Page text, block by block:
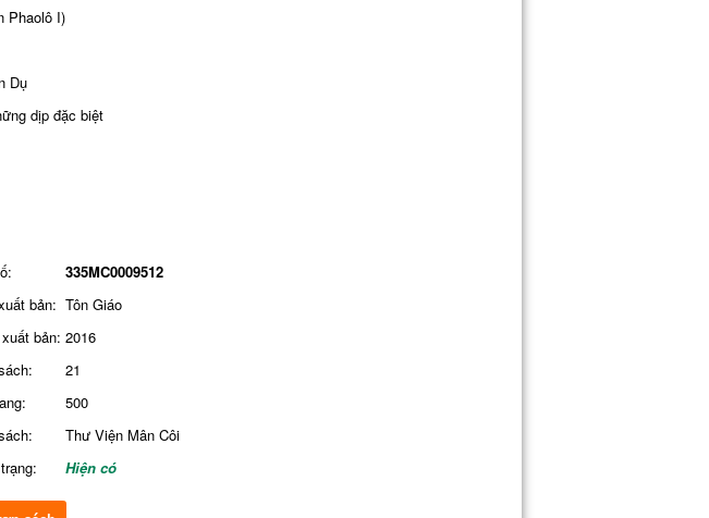
Phaolô I)
Dụ
dịp đặc biệt
335MC0009512
bản: Tôn Giáo
bản: 2016
21
500
Thư Viện Mân Côi
Hiện có